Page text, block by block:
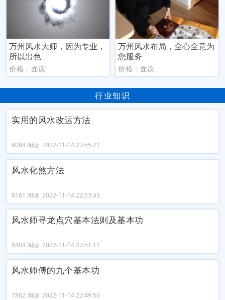
万州风水大师，因为专业，
所以出色
价格：面议
万州风水布局，全心全意为
您服务
价格：面议
行业知识
实用的风水改运方法
8084 阅读 2022-11-14 22:55:21
风水化煞方法
8161 阅读 2022-11-14 22:53:43
风水师寻龙点穴基本法则及基本功
8404 阅读 2022-11-14 22:51:11
风水师傅的九个基本功
7862 阅读 2022-11-14 22:49:50